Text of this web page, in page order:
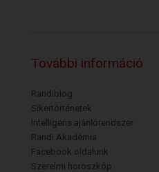
További információ
Randiblog
Sikertörténetek
Intelligens ajánlórendszer
Randi Akadémia
Facebook oldalunk
Szerelmi horoszkóp